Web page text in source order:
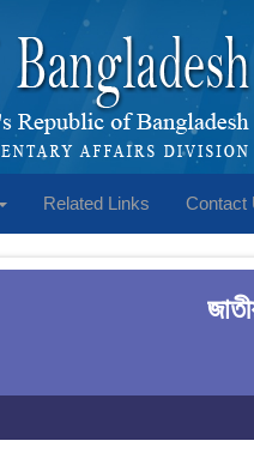
Related Links Contact